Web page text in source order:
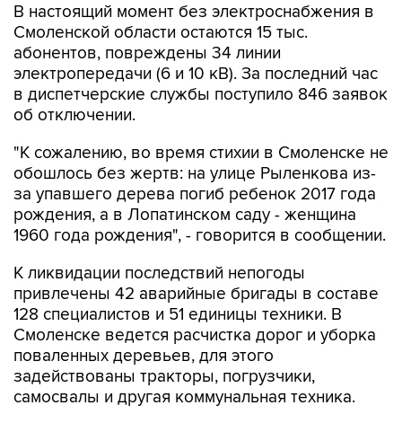
В настоящий момент без электроснабжения в
Смоленской области остаются 15 тыс.
абонентов, повреждены 34 линии
электропередачи (6 и 10 кВ). За последний час
в диспетчерские службы поступило 846 заявок
об отключении.
"К сожалению, во время стихии в Смоленске не
обошлось без жертв: на улице Рыленкова из-
за упавшего дерева погиб ребенок 2017 года
рождения, а в Лопатинском саду - женщина
1960 года рождения", - говорится в сообщении.
К ликвидации последствий непогоды
привлечены 42 аварийные бригады в составе
128 специалистов и 51 единицы техники. В
Смоленске ведется расчистка дорог и уборка
поваленных деревьев, для этого
задействованы тракторы, погрузчики,
самосвалы и другая коммунальная техника.